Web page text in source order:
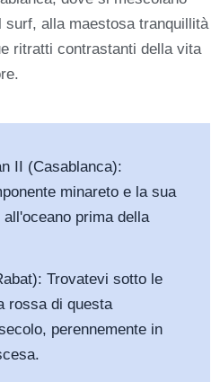
alla maestosa tranquillità
ritratti contrastanti della vita
II (Casablanca):
minareto e la sua
prima della
Trovatevi sotto le
rossa di questa
perennemente in